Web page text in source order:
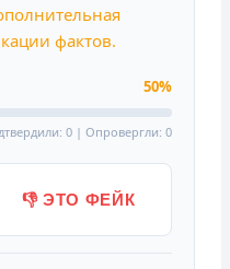
фактов.
50%
0 | Опровергли: 0
👎 ЭТО ФЕЙК